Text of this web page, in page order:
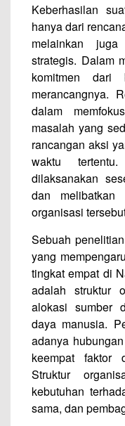
Keberhasilan
hanya dari
melainkan
strategis. Dalam
komitmen dari
merancangnya.
dalam
masalah yang
rancangan aksi
waktu
dilaksanakan
dan melibatkan
organisasi
Sebuah
yang
tingkat empat di
adalah struktur
alokasi sumber
daya manusia.
adanya
keempat faktor
Struktur
kebutuhan
sama, dan